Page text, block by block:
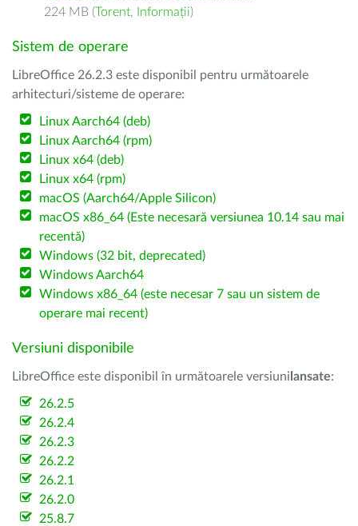
224 MB (Torent, Informații)
Sistem de operare
LibreOffice 26.2.3 este disponibil pentru următoarele
arhitecturi/sisteme de operare:
Linux Aarch64 (deb)
Linux Aarch64 (rpm)
Linux x64 (deb)
Linux x64 (rpm)
macOS (Aarch64/Apple Silicon)
macOS x86_64 (Este necesară versiunea 10.14 sau mai
recentă)
Windows (32 bit, deprecated)
Windows Aarch64
Windows x86_64 (este necesar 7 sau un sistem de
operare mai recent)
Versiuni disponibile
LibreOffice este disponibil în următoarele versiuni lansate:
26.2.5
26.2.4
26.2.3
26.2.2
26.2.1
26.2.0
25.8.7